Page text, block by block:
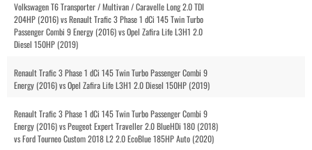
Volkswagen T6 Transporter / Multivan / Caravelle Long 2.0 TDI
204HP (2016) vs Renault Trafic 3 Phase 1 dCi 145 Twin Turbo
Passenger Combi 9 Energy (2016) vs Opel Zafira Life L3H1 2.0
Diesel 150HP (2019)
Renault Trafic 3 Phase 1 dCi 145 Twin Turbo Passenger Combi 9
Energy (2016) vs Opel Zafira Life L3H1 2.0 Diesel 150HP (2019)
Renault Trafic 3 Phase 1 dCi 145 Twin Turbo Passenger Combi 9
Energy (2016) vs Peugeot Expert Traveller 2.0 BlueHDi 180 (2018)
vs Ford Tourneo Custom 2018 L2 2.0 EcoBlue 185HP Auto (2020)